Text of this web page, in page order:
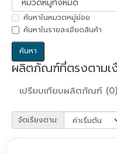
ค้นหาในหมวดหมู่ย่อย
ค้นหาในรายละเอียดสินค้า
ผลิตภัณฑ์ที่ตรงตามเ
เปรียบเทียบผลิตภัณฑ์ (0)
จัดเรียงตาม: